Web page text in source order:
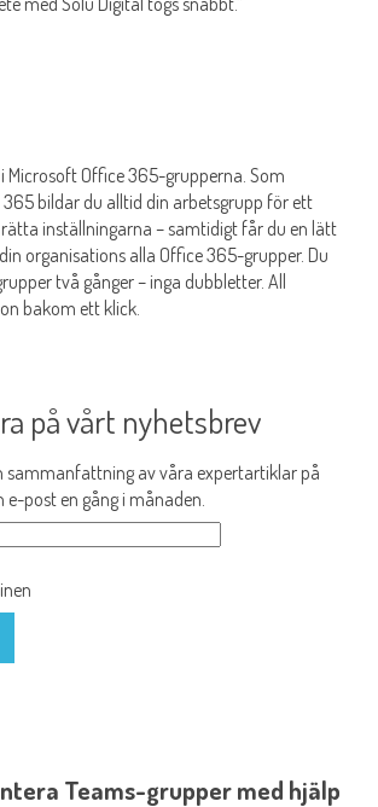
Microsoft Office 365-grupperna. Som
bildar du alltid din arbetsgrupp för ett
inställningarna – samtidigt får du en lätt
organisations alla Office 365-grupper. Du
två gånger – inga dubbletter. All
bakom ett klick.
på vårt nyhetsbrev
sammanfattning av våra expertartiklar på
e-post en gång i månaden.
Teams-grupper med hjälp